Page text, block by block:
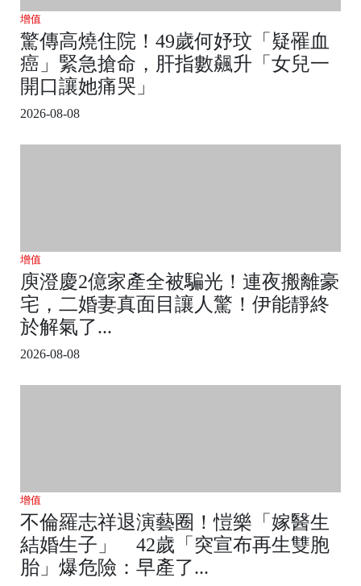
增值
驚傳高燒住院！49歲何妤玟「疑罹血
癌」緊急搶命，肝指數飆升「女兒一
開口讓她痛哭」
2026-08-08
增值
庾澄慶2億家產全被騙光！連夜搬離豪
宅，二婚妻真面目讓人驚！伊能靜終
於解氣了...
2026-08-08
增值
不倫羅志祥退演藝圈！愷樂「嫁醫生
結婚生子」 42歲「突宣布再生雙胞
胎」爆危險：早產了...